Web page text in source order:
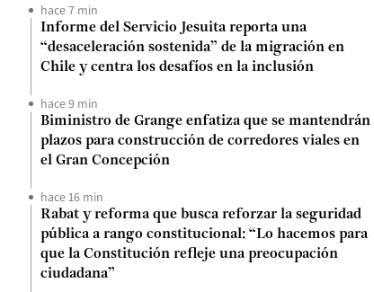
hace 7 min
Informe del Servicio Jesuita reporta una
“desaceleración sostenida” de la migración en
Chile y centra los desafíos en la inclusión
hace 9 min
Biministro de Grange enfatiza que se mantendrán
plazos para construcción de corredores viales en
el Gran Concepción
hace 16 min
Rabat y reforma que busca reforzar la seguridad
pública a rango constitucional: “Lo hacemos para
que la Constitución refleje una preocupación
ciudadana”